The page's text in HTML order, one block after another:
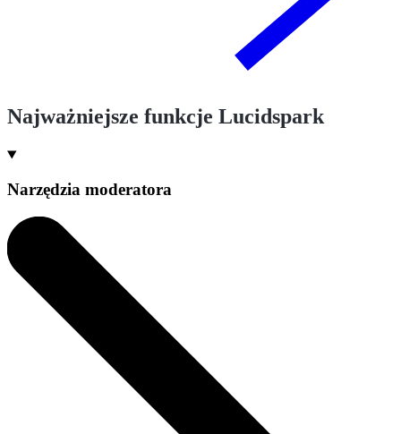
Najważniejsze funkcje Lucidspark
Narzędzia moderatora